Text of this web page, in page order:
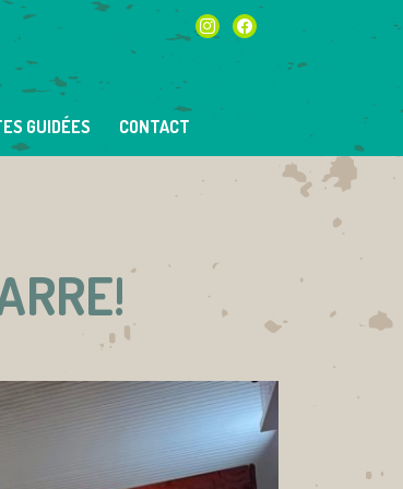
instagramfacebook
GUIDÉES CONTACT